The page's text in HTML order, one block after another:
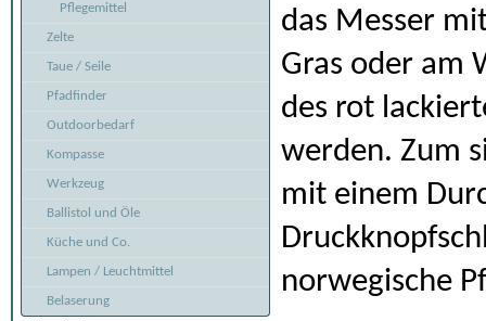
Pflegemittel
Zelte
Taue / Seile
Pfadfinder
Outdoorbedarf
Kompasse
Werkzeug
Ballistol und Öle
Küche und Co.
Lampen / Leuchtmittel
Belaserung
das Messer
Gras oder am
des rot
werden. Zum
mit einem
norwegische